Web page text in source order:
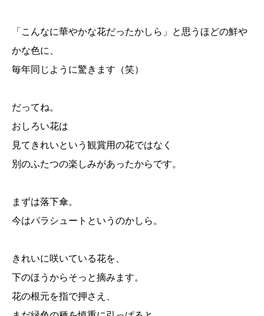
「こんなに華やかな花だったかしら」と思うほどの鮮や
かな色に、
毎年同じように驚きます（笑）
だってね。
おしろい花は
見てきれいという観賞用の花ではなく
別のふたつの楽しみがあったからです。
まずは落下傘。
今はパラシュートというのかしら。
きれいに咲いている花を、
下のほうからそっと摘みます。
花の根元を指で押さえ、